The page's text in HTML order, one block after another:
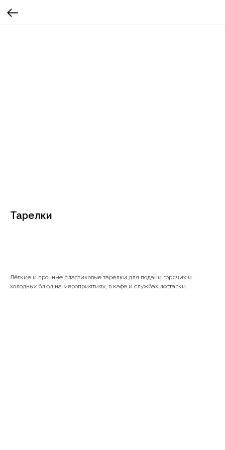
Тарелки
Лёгкие и прочные пластиковые тарелки для подачи горячих и
холодных блюд на мероприятиях, в кафе и службах доставки.